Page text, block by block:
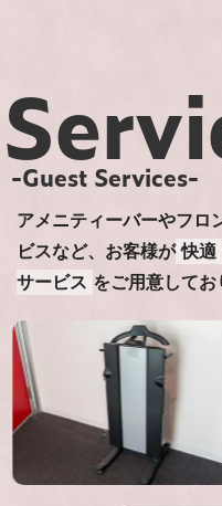
-Guest Services-
アメニティーバーやフロ
ビスなど、お客様が 快適
サービス をご用意してお